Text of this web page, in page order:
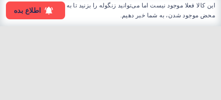
این کالا فعلا موجود نیست اما می‌توانید زنگوله را بزنید تا به
محض موجود شدن، به شما خبر دهیم.
اطلاع بده